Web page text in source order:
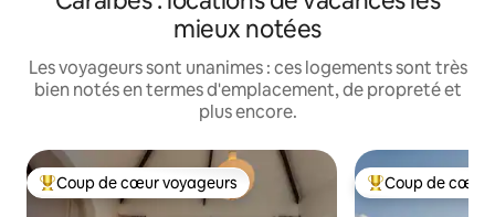
mieux notées
Les voyageurs sont unanimes : ces logements sont très
bien notés en termes d'emplacement, de propreté et
plus encore.
Coups de cœur voyageurs les plus appréciés
Coup de cœur voyageurs Coups de cœur
Coup de cœur